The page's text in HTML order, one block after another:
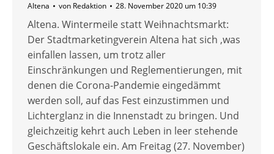
Altena von Redaktion 28. November 2020 um 10:39
Altena. Wintermeile statt Weihnachtsmarkt:
Der Stadtmarketingverein Altena hat sich ‚was
einfallen lassen, um trotz aller
Einschränkungen und Reglementierungen, mit
denen die Corona-Pandemie eingedämmt
werden soll, auf das Fest einzustimmen und
Lichterglanz in die Innenstadt zu bringen. Und
gleichzeitig kehrt auch Leben in leer stehende
Geschäftslokale ein. Am Freitag (27. November)